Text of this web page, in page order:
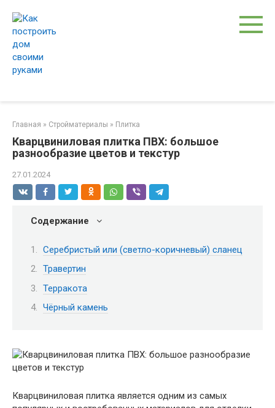
контенту
Главная » Стройматериалы » Плитка
Кварцвиниловая плитка ПВХ: большое
разнообразие цветов и текстур
27.01.2024
Содержание
Серебристый или (светло-коричневый) сланец
Травертин
Терракота
Чёрный камень
Кварцвиниловая плитка является одним из самых